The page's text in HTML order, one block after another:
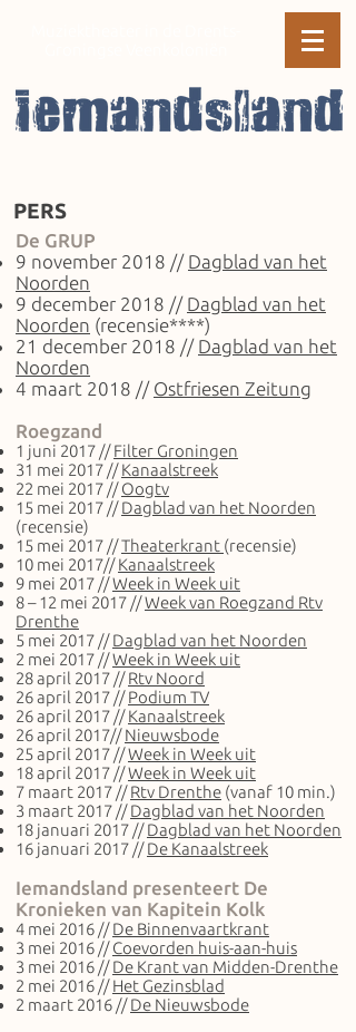
PERS
De GRUP
9 november 2018 // Dagblad van het
Noorden
9 december 2018 // Dagblad van het
Noorden (recensie****)
21 december 2018 // Dagblad van het
Noorden
4 maart 2018 // Ostfriesen Zeitung
Roegzand
1 juni 2017 //Filter Groningen
31 mei 2017 //Kanaalstreek
22 mei 2017 //Oogtv
15 mei 2017 //Dagblad van het Noorden
(recensie)
15 mei 2017 //Theaterkrant (recensie)
10 mei 2017//Kanaalstreek
9 mei 2017 //Week in Week uit
8 – 12 mei 2017 //Week van Roegzand Rtv
Drenthe
5 mei 2017 //Dagblad van het Noorden
2 mei 2017 //Week in Week uit
28 april 2017 //Rtv Noord
26 april 2017 //Podium TV
26 april 2017 //Kanaalstreek
26 april 2017//Nieuwsbode
25 april 2017 //Week in Week uit
18 april 2017 //Week in Week uit
7 maart 2017 //Rtv Drenthe (vanaf 10 min.)
3 maart 2017 //Dagblad van het Noorden
18 januari 2017 //Dagblad van het Noorden
16 januari 2017 //De Kanaalstreek
Iemandsland presenteert De
Kronieken van Kapitein Kolk
4 mei 2016 //De Binnenvaartkrant
3 mei 2016 //Coevorden huis-aan-huis
3 mei 2016 //De Krant van Midden-Drenthe
2 mei 2016 //Het Gezinsblad
2 maart 2016 //De Nieuwsbode